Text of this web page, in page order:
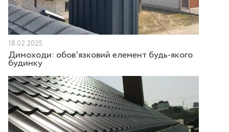
18.02.2025
Димоходи: обов'язковий елемент будь-якого
будинку